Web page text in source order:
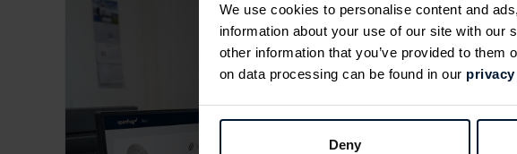
We use cookies to personalise content and
information about your use of our site with our
other information that you’ve provided to
on data processing can be found in our
Deny